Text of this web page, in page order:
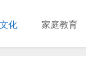
文化 家庭教育